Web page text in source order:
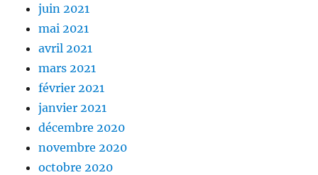
juin 2021
mai 2021
avril 2021
mars 2021
février 2021
janvier 2021
décembre 2020
novembre 2020
octobre 2020